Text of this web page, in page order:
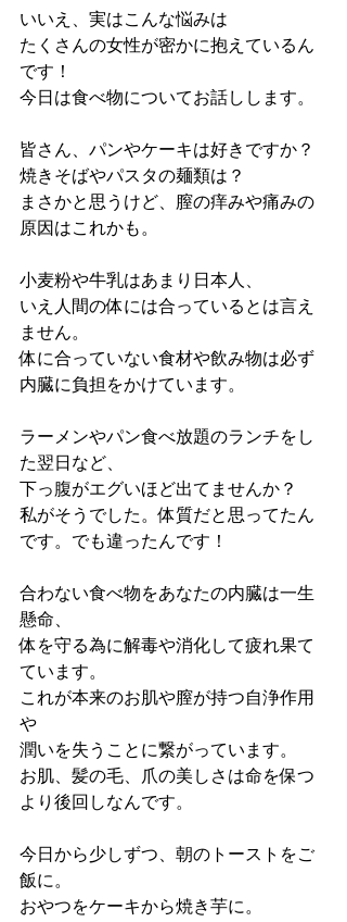
いいえ、実はこんな悩みは
たくさんの女性が密かに抱えているん
です！
今日は食べ物についてお話しします。
皆さん、パンやケーキは好きですか？
焼きそばやパスタの麺類は？
まさかと思うけど、膣の痒みや痛みの
原因はこれかも。
小麦粉や牛乳はあまり日本人、
いえ人間の体には合っているとは言え
ません。
体に合っていない食材や飲み物は必ず
内臓に負担をかけています。
ラーメンやパン食べ放題のランチをし
た翌日など、
下っ腹がエグいほど出てませんか？
私がそうでした。体質だと思ってたん
です。でも違ったんです！
合わない食べ物をあなたの内臓は一生
懸命、
体を守る為に解毒や消化して疲れ果て
ています。
これが本来のお肌や膣が持つ自浄作用
や
潤いを失うことに繋がっています。
お肌、髪の毛、爪の美しさは命を保つ
より後回しなんです。
今日から少しずつ、朝のトーストをご
飯に。
おやつをケーキから焼き芋に。